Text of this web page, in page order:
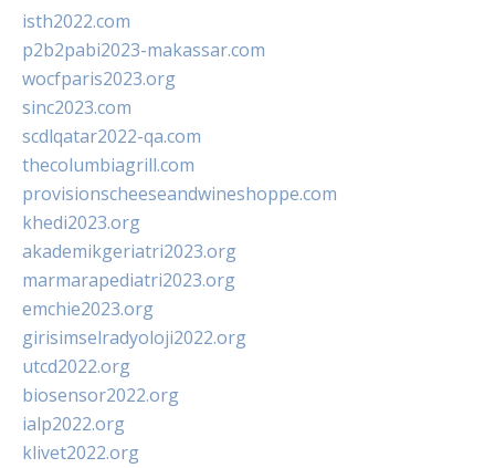
isth2022.com
p2b2pabi2023-makassar.com
wocfparis2023.org
sinc2023.com
scdlqatar2022-qa.com
thecolumbiagrill.com
provisionscheeseandwineshoppe.com
khedi2023.org
akademikgeriatri2023.org
marmarapediatri2023.org
emchie2023.org
girisimselradyoloji2022.org
utcd2022.org
biosensor2022.org
ialp2022.org
klivet2022.org